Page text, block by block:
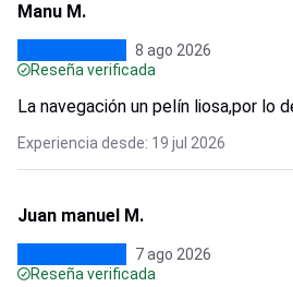
Manu M.
8 ago 2026
Reseña verificada
La navegación un pelín liosa,por lo
Experiencia desde: 19 jul 2026
Juan manuel M.
7 ago 2026
Reseña verificada